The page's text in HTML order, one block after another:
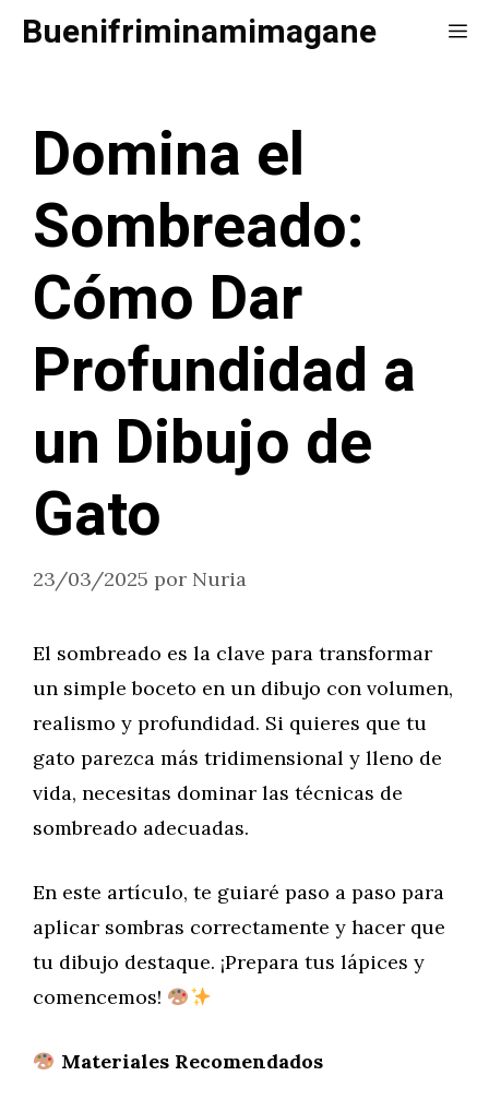
SaltarBuenifriminamimagane
Domina el
Sombreado:
Cómo Dar
Profundidad a
un Dibujo de
Gato
23/03/2025 por Nuria
El sombreado es la clave para transformar
un simple boceto en un dibujo con volumen,
realismo y profundidad. Si quieres que tu
gato parezca más tridimensional y lleno de
vida, necesitas dominar las técnicas de
sombreado adecuadas.
En este artículo, te guiaré paso a paso para
aplicar sombras correctamente y hacer que
tu dibujo destaque. ¡Prepara tus lápices y
comencemos!
Materiales Recomendados